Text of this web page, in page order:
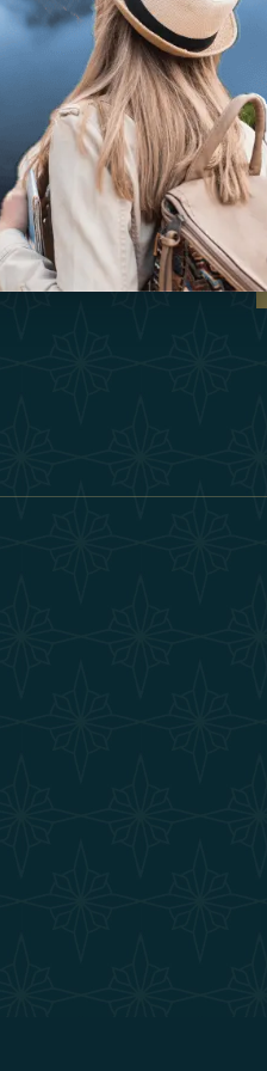
Términos Y Condiciones
Conviértase En Socio
Our Team